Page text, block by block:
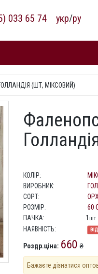
033 65 74 укр/ру
(ШТ, МІКСОВИЙ)
КОЛІР:
ВИРОБНИК:
СОРТ:
РОЗМІР:
60
ПАЧКА:
1 шт
НАЯВНІСТЬ:
Роздр.ціна: 660 ₴
Бажаєте дізнатися